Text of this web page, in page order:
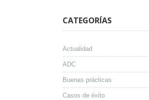
CATEGORÍAS
Actualidad
ADC
Buenas prácticas
Casos de éxito